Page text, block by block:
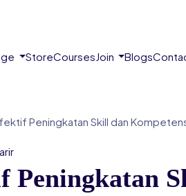
StoreCourses Join Blogs
Peningkatan Skill dan
Peningkatan